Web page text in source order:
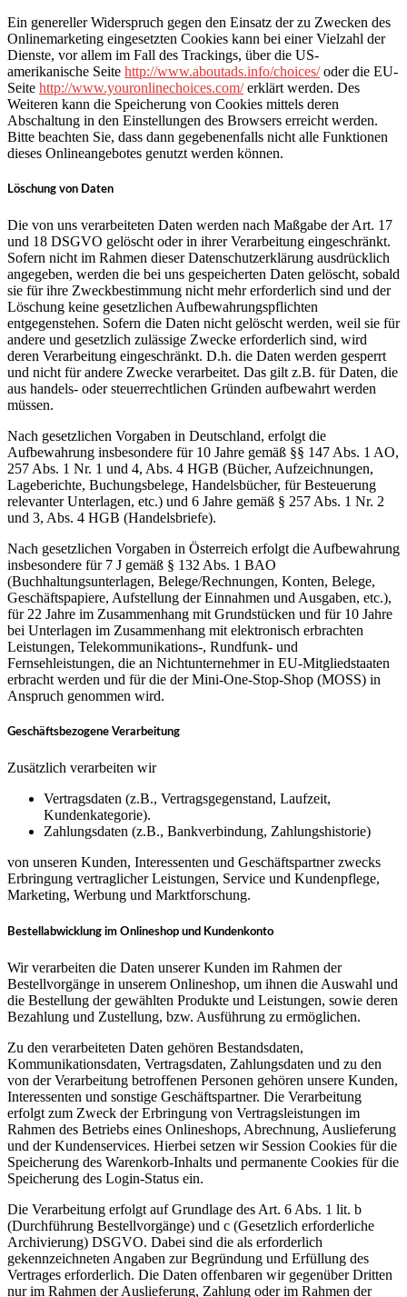
Ein genereller Widerspruch gegen den Einsatz der zu Zwecken des
Onlinemarketing eingesetzten Cookies kann bei einer Vielzahl der
Dienste, vor allem im Fall des Trackings, über die US-
amerikanische Seite http://www.aboutads.info/choices/oder die EU-
Seite http://www.youronlinechoices.com/erklärt werden. Des
Weiteren kann die Speicherung von Cookies mittels deren
Abschaltung in den Einstellungen des Browsers erreicht werden.
Bitte beachten Sie, dass dann gegebenenfalls nicht alle Funktionen
dieses Onlineangebotes genutzt werden können.
Löschung von Daten
Die von uns verarbeiteten Daten werden nach Maßgabe der Art. 17
und 18 DSGVO gelöscht oder in ihrer Verarbeitung eingeschränkt.
Sofern nicht im Rahmen dieser Datenschutzerklärung ausdrücklich
angegeben, werden die bei uns gespeicherten Daten gelöscht, sobald
sie für ihre Zweckbestimmung nicht mehr erforderlich sind und der
Löschung keine gesetzlichen Aufbewahrungspflichten
entgegenstehen. Sofern die Daten nicht gelöscht werden, weil sie für
andere und gesetzlich zulässige Zwecke erforderlich sind, wird
deren Verarbeitung eingeschränkt. D.h. die Daten werden gesperrt
und nicht für andere Zwecke verarbeitet. Das gilt z.B. für Daten, die
aus handels- oder steuerrechtlichen Gründen aufbewahrt werden
müssen.
Nach gesetzlichen Vorgaben in Deutschland, erfolgt die
Aufbewahrung insbesondere für 10 Jahre gemäß §§ 147 Abs. 1 AO,
257 Abs. 1 Nr. 1 und 4, Abs. 4 HGB (Bücher, Aufzeichnungen,
Lageberichte, Buchungsbelege, Handelsbücher, für Besteuerung
relevanter Unterlagen, etc.) und 6 Jahre gemäß § 257 Abs. 1 Nr. 2
und 3, Abs. 4 HGB (Handelsbriefe).
Nach gesetzlichen Vorgaben in Österreich erfolgt die Aufbewahrung
insbesondere für 7 J gemäß § 132 Abs. 1 BAO
(Buchhaltungsunterlagen, Belege/Rechnungen, Konten, Belege,
Geschäftspapiere, Aufstellung der Einnahmen und Ausgaben, etc.),
für 22 Jahre im Zusammenhang mit Grundstücken und für 10 Jahre
bei Unterlagen im Zusammenhang mit elektronisch erbrachten
Leistungen, Telekommunikations-, Rundfunk- und
Fernsehleistungen, die an Nichtunternehmer in EU-Mitgliedstaaten
erbracht werden und für die der Mini-One-Stop-Shop (MOSS) in
Anspruch genommen wird.
Geschäftsbezogene Verarbeitung
Zusätzlich verarbeiten wir
Vertragsdaten (z.B., Vertragsgegenstand, Laufzeit,
Kundenkategorie).
Zahlungsdaten (z.B., Bankverbindung, Zahlungshistorie)
von unseren Kunden, Interessenten und Geschäftspartner zwecks
Erbringung vertraglicher Leistungen, Service und Kundenpflege,
Marketing, Werbung und Marktforschung.
Bestellabwicklung im Onlineshop und Kundenkonto
Wir verarbeiten die Daten unserer Kunden im Rahmen der
Bestellvorgänge in unserem Onlineshop, um ihnen die Auswahl und
die Bestellung der gewählten Produkte und Leistungen, sowie deren
Bezahlung und Zustellung, bzw. Ausführung zu ermöglichen.
Zu den verarbeiteten Daten gehören Bestandsdaten,
Kommunikationsdaten, Vertragsdaten, Zahlungsdaten und zu den
von der Verarbeitung betroffenen Personen gehören unsere Kunden,
Interessenten und sonstige Geschäftspartner. Die Verarbeitung
erfolgt zum Zweck der Erbringung von Vertragsleistungen im
Rahmen des Betriebs eines Onlineshops, Abrechnung, Auslieferung
und der Kundenservices. Hierbei setzen wir Session Cookies für die
Speicherung des Warenkorb-Inhalts und permanente Cookies für die
Speicherung des Login-Status ein.
Die Verarbeitung erfolgt auf Grundlage des Art. 6 Abs. 1 lit. b
(Durchführung Bestellvorgänge) und c (Gesetzlich erforderliche
Archivierung) DSGVO. Dabei sind die als erforderlich
gekennzeichneten Angaben zur Begründung und Erfüllung des
Vertrages erforderlich. Die Daten offenbaren wir gegenüber Dritten
nur im Rahmen der Auslieferung, Zahlung oder im Rahmen der